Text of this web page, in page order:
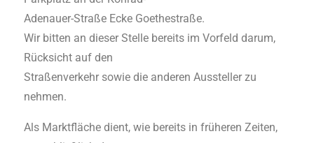
Adenauer-Straße Ecke Goethestraße.
Wir bitten an dieser Stelle bereits im Vorfeld darum,
Rücksicht auf den
Straßenverkehr sowie die anderen Aussteller zu
nehmen.
Als Marktfläche dient, wie bereits in früheren Zeiten,